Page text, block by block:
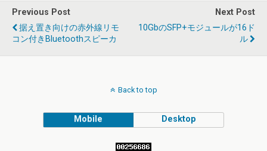
Previous Post
据え置き向けの赤外線リモ
コン付きBluetoothスピーカ
Next Post
10GbのSFP+モジュールが16ド
ル
Back to top
Mobile Desktop